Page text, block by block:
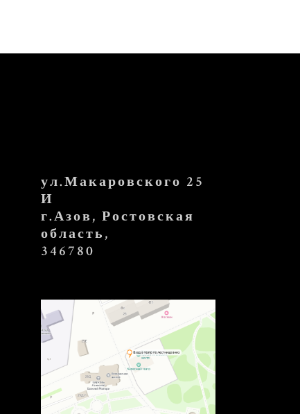
ул.Макаровского 25
И
г.Азов, Ростовская
область,
346780